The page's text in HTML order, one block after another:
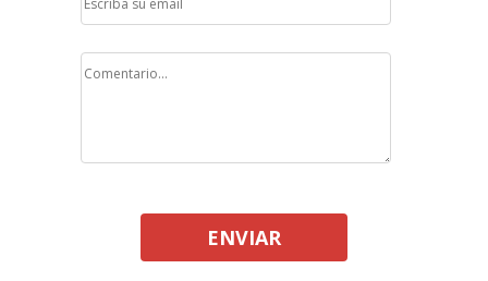
ENVIAR